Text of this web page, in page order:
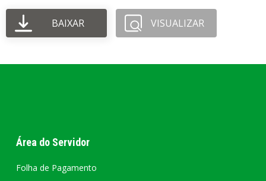
BAIXAR VISUALIZAR
Área do Servidor
Folha de Pagamento